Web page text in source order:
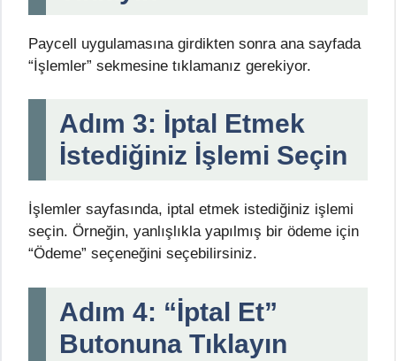
Paycell uygulamasına girdikten sonra ana sayfada
“İşlemler” sekmesine tıklamanız gerekiyor.
Adım 3: İptal Etmek
İstediğiniz İşlemi Seçin
İşlemler sayfasında, iptal etmek istediğiniz işlemi
seçin. Örneğin, yanlışlıkla yapılmış bir ödeme için
“Ödeme” seçeneğini seçebilirsiniz.
Adım 4: “İptal Et”
Butonuna Tıklayın